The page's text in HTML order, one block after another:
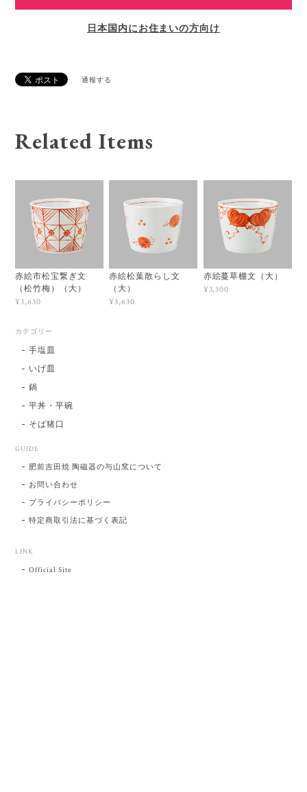
日本国内にお住まいの方向け
通報する
Related Items
赤絵市松宝繋ぎ文
（松竹梅）（大）
¥3,630
赤絵松葉散らし文
（大）
¥3,630
赤絵蔓草棚文（大）
¥3,300
カテゴリー
手塩皿
いげ皿
鍋
平丼・平碗
そば猪口
GUIDE
肥前吉田焼 陶磁器の与山窯について
お問い合わせ
プライバシーポリシー
特定商取引法に基づく表記
LINK
Official Site